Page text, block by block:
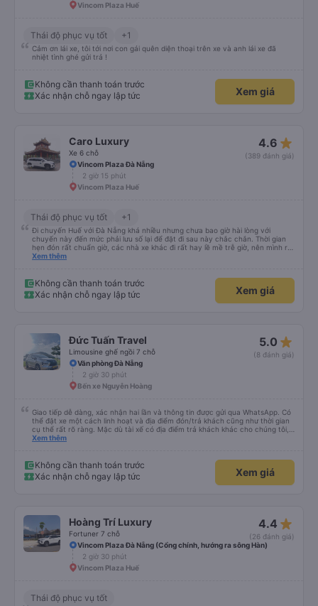
Vincom Plaza Huế
Thái độ phục vụ tốt +1
Cảm ơn lái xe, tôi tới nơi con gái quên diện thoại trên xe và anh lái xe đã
nhiệt tình ghé gửi trả !
Không cần thanh toán trước
Xác nhận chỗ ngay lập tức
Xem giá
Caro Luxury
Xe 6 chỗ
4.6 star_rate
(389 đánh giá)
Vincom Plaza Đà Nẵng
2 giờ 15 phút
Vincom Plaza Huế
Thái độ phục vụ tốt +1
Đi chuyến Huế với Đà Nẵng khá nhiều nhưng chưa bao giờ hài lòng với
chuyến này đến mức phải lưu số lại để đặt đi sau này chắc chắn. Thời gian
hẹn đón rất chuẩn giờ, các nhà xe khác đi rất hay lề mề trễ giờ, nên mình rất
bất ngờ với sự đúng giờ của xe. Xe ngồi sạch sẽ, chạy khá êm, thơm tho mùi
thấy tài xế chạy tuân thủ biến báo giới hạn tốc độ, ko sử dụng điện thoại khi
lái xe và rất tập trung, chuyển làn từ tốn và quan sát kỹ. Đón mình đi từ Đà
Nẵng 2:30 thì trả tại nhà lúc 5:00, trải nghiệm tốt nhất trong các nhà xe đã
Xem thêm
Không cần thanh toán trước
Xác nhận chỗ ngay lập tức
Xem giá
Đức Tuấn Travel
Limousine ghế ngồi 7 chỗ
5.0 star_rate
(8 đánh giá)
Văn phòng Đà Nẵng
2 giờ 30 phút
Bến xe Nguyễn Hoàng
Giao tiếp dễ dàng, xác nhận hai lần và thông tin được gửi qua WhatsApp. Có
thể đặt xe một cách linh hoạt và địa điểm đón/trả khách cũng như thời gian
cụ thể rất rõ ràng. Mặc dù tài xế có địa điểm trả khách khác cho chúng tôi,
nhưng chúng tôi vẫn có thể đến địa điểm mình muốn.
Xem thêm
Không cần thanh toán trước
Xác nhận chỗ ngay lập tức
Xem giá
Hoàng Trí Luxury
Fortuner 7 chỗ
4.4 star_rate
(26 đánh giá)
Vincom Plaza Đà Nẵng (Cổng chính, hướng ra sông Hàn)
2 giờ 30 phút
Vincom Plaza Huế
Thái độ phục vụ tốt